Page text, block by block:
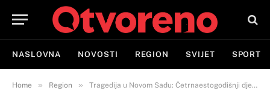
NASLOVNA NOVOSTI REGION SVIJET SPORT
Home » Region » Tragedija u Novom Sadu: Četrnaestogodišnji dječak skočio kroz prozor stana i poginuo, uhapšene tri osobe